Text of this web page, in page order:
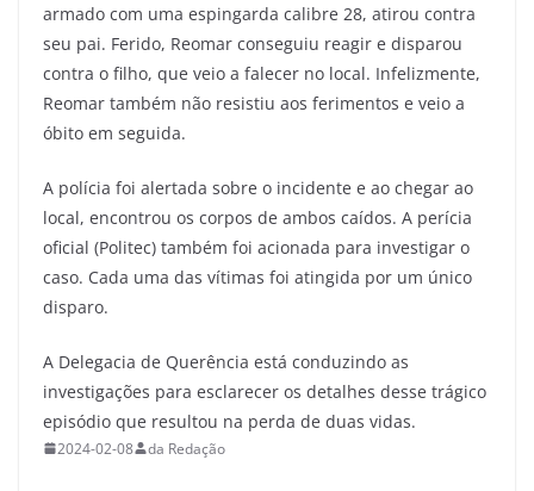
armado com uma espingarda calibre 28, atirou contra
seu pai. Ferido, Reomar conseguiu reagir e disparou
contra o filho, que veio a falecer no local. Infelizmente,
Reomar também não resistiu aos ferimentos e veio a
óbito em seguida.
A polícia foi alertada sobre o incidente e ao chegar ao
local, encontrou os corpos de ambos caídos. A perícia
oficial (Politec) também foi acionada para investigar o
caso. Cada uma das vítimas foi atingida por um único
disparo.
A Delegacia de Querência está conduzindo as
investigações para esclarecer os detalhes desse trágico
episódio que resultou na perda de duas vidas.
2024-02-08 da Redação